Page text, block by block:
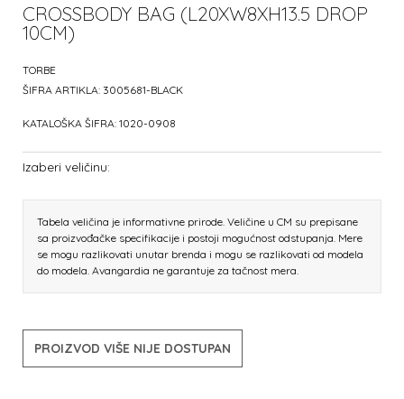
CROSSBODY BAG (L20XW8XH13.5 DROP
10CM)
TORBE
ŠIFRA ARTIKLA: 3005681-BLACK
KATALOŠKA ŠIFRA: 1020-0908
Izaberi veličinu:
Tabela veličina je informativne prirode. Veličine u CM su prepisane
sa proizvođačke specifikacije i postoji mogućnost odstupanja. Mere
se mogu razlikovati unutar brenda i mogu se razlikovati od modela
do modela. Avangardia ne garantuje za tačnost mera.
PROIZVOD VIŠE NIJE DOSTUPAN